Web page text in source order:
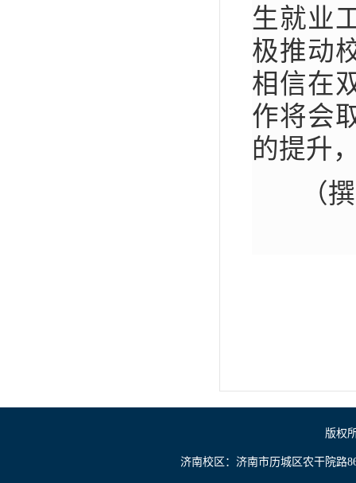
生就业
极推动
相信在
作将会
的提升
（
版权
济南校区：济南市历城区农干院路